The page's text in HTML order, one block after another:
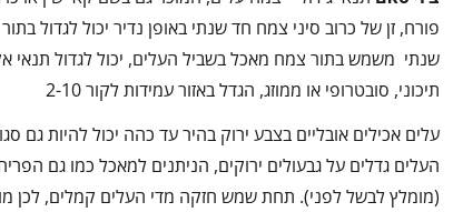
פורח, זן של כרוב סיני צמח חד שנתי באופן נדיר יכול לגדול
שנתי משמש בתור צמח מאכל בשביל העלים, יכול לגדול תנאי
תיכוני, סובטרופי או ממוזג, הגדל באזור עמידות לקור 2-10
עלים אכילים אובליים בצבע ירוק בהיר עד כהה יכול להיות גם
העלים גדלים על גבעולים ירוקים, הניתנים למאכל כמו גם
(מומלץ לבשל לפני). תחת שמש חזקה מדי העלים קמלים, לכן